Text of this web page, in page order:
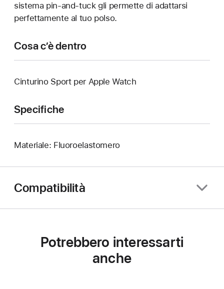
sistema pin-and-tuck gli permette di adattarsi
perfettamente al tuo polso.
Cosa c’è dentro
Cinturino Sport per Apple Watch
Specifiche
Materiale: Fluoroelastomero
Compatibilità
Potrebbero interessarti
anche